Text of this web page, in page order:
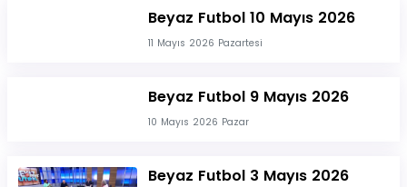
Beyaz Futbol 10 Mayıs 2026
11 Mayıs 2026 Pazartesi
Beyaz Futbol 9 Mayıs 2026
10 Mayıs 2026 Pazar
Beyaz Futbol 3 Mayıs 2026